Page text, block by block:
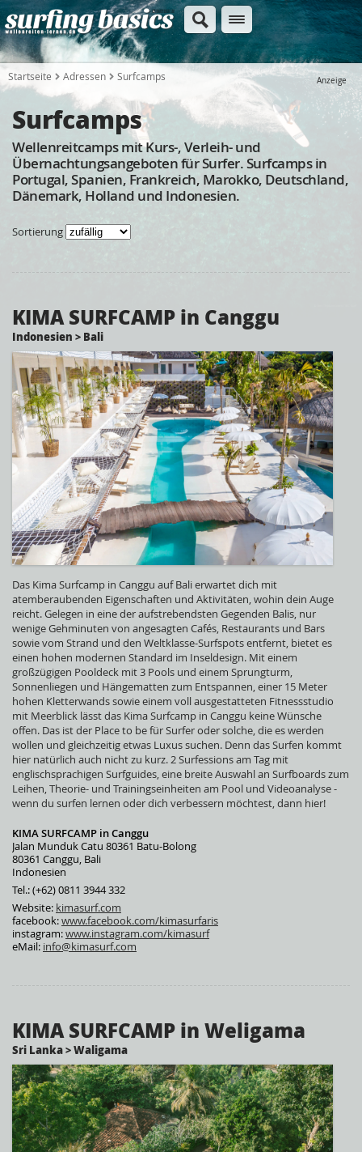
Startseite Adressen Surfcamps Anzeige
Surfcamps
Wellenreitcamps mit Kurs-, Verleih- und
Übernachtungsangeboten für Surfer. Surfcamps in
Portugal, Spanien, Frankreich, Marokko, Deutschland,
Dänemark, Holland und Indonesien.
Sortierung
KIMA SURFCAMP in Canggu
Indonesien > Bali
Das Kima Surfcamp in Canggu auf Bali erwartet dich mit
atemberaubenden Eigenschaften und Aktivitäten, wohin dein Auge
reicht. Gelegen in eine der aufstrebendsten Gegenden Balis, nur
wenige Gehminuten von angesagten Cafés, Restaurants und Bars
sowie vom Strand und den Weltklasse-Surfspots entfernt, bietet es
einen hohen modernen Standard im Inseldesign. Mit einem
großzügigen Pooldeck mit 3 Pools und einem Sprungturm,
Sonnenliegen und Hängematten zum Entspannen, einer 15 Meter
hohen Kletterwands sowie einem voll ausgestatteten Fitnessstudio
mit Meerblick lässt das Kima Surfcamp in Canggu keine Wünsche
offen. Das ist der Place to be für Surfer oder solche, die es werden
wollen und gleichzeitig etwas Luxus suchen. Denn das Surfen kommt
hier natürlich auch nicht zu kurz. 2 Surfessions am Tag mit
englischsprachigen Surfguides, eine breite Auswahl an Surfboards zum
Leihen, Theorie- und Trainingseinheiten am Pool und Videoanalyse -
wenn du surfen lernen oder dich verbessern möchtest, dann hier!
KIMA SURFCAMP in Canggu
Jalan Munduk Catu 80361 Batu-Bolong
80361 Canggu, Bali
Indonesien
Tel.: (+62) 0811 3944 332
Website: kimasurf.com
facebook:www.facebook.com/kimasurfaris
instagram:www.instagram.com/kimasurf
eMail: info@kimasurf.com
KIMA SURFCAMP in Weligama
Sri Lanka > Waligama